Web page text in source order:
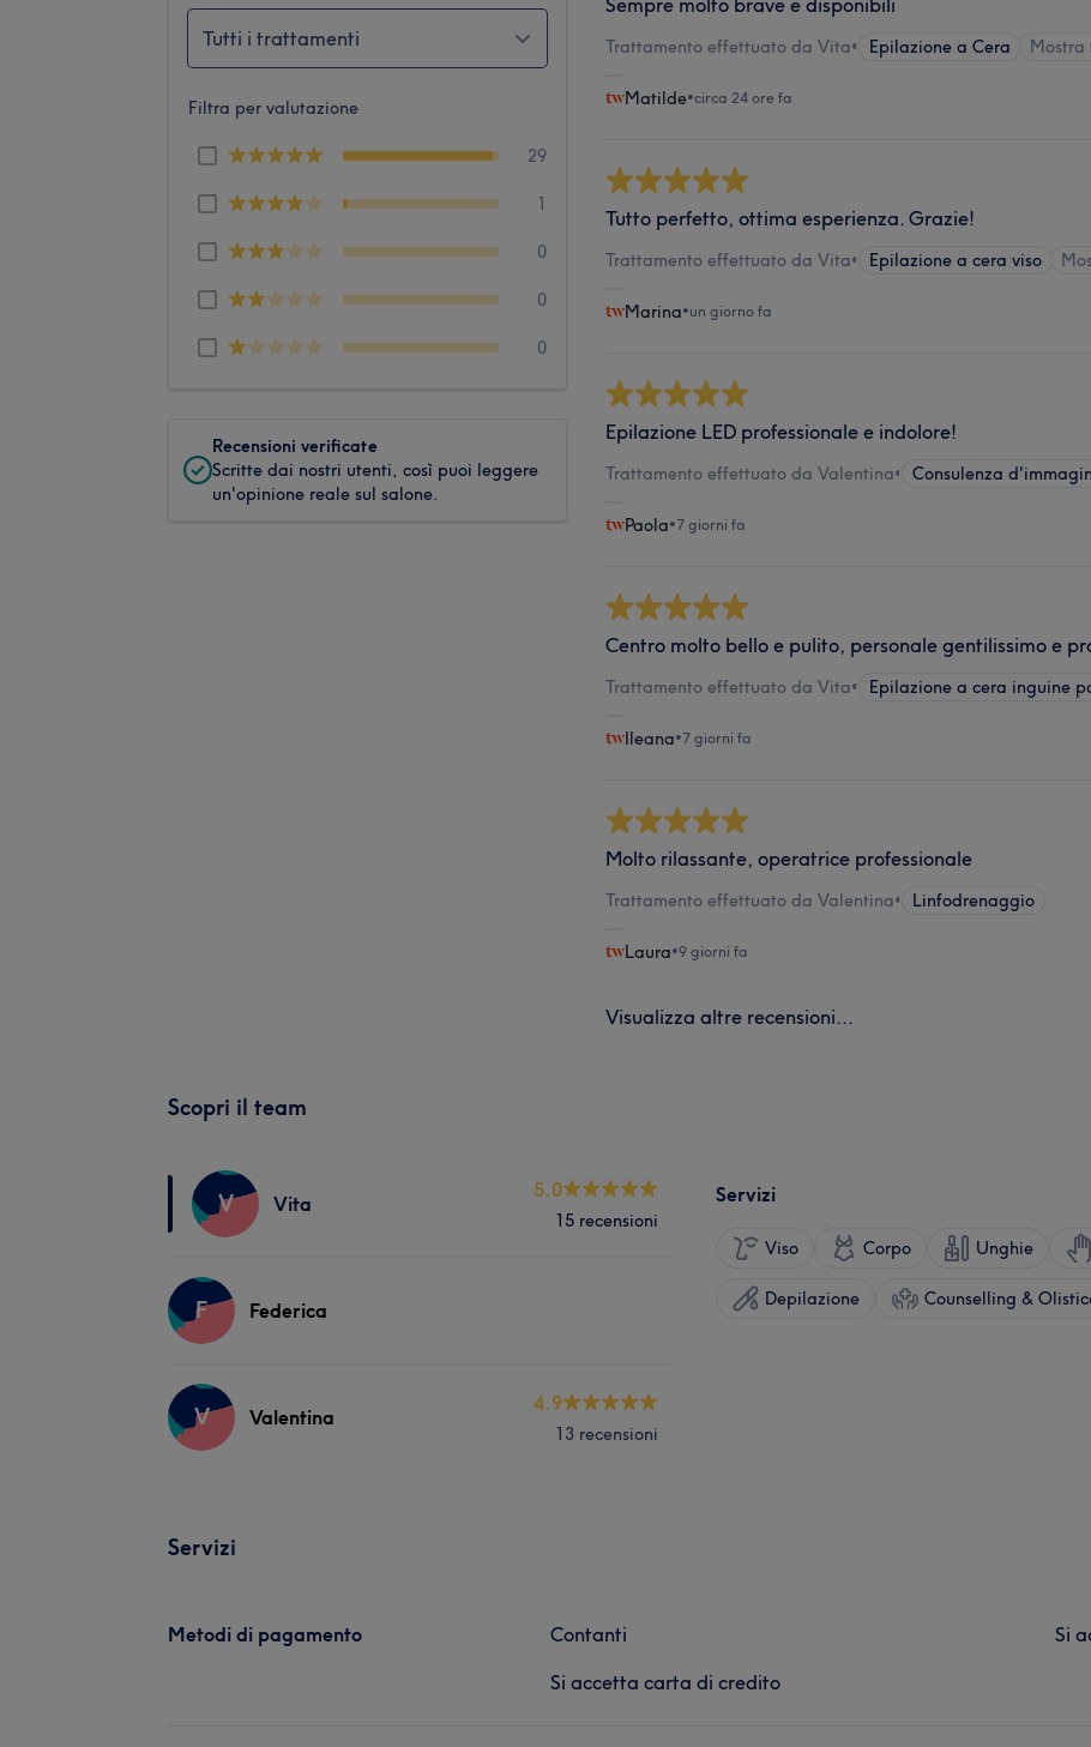
Tutti i trattamenti
Filtra per valutazione
29
1
0
0
0
Recensioni verificate
Scritte dai nostri utenti, così puoi leggere
un'opinione reale sul salone.
Trattamento effettuato da Vita• Epilazione a Cera Mostra
Matilde•circa 24 ore fa
Tutto perfetto, ottima esperienza. Grazie!
Trattamento effettuato da Vita• Epilazione a cera viso
Marina•un giorno fa
Epilazione LED professionale e indolore!
Trattamento effettuato da Valentina• Consulenza
Paola•7 giorni fa
Centro molto bello e pulito, personale gentilissimo e
Trattamento effettuato da Vita• Epilazione a cera inguine
Ileana•7 giorni fa
Molto rilassante, operatrice professionale
Trattamento effettuato da Valentina• Linfodrenaggio
Laura•9 giorni fa
Visualizza altre recensioni...
Scopri il team
V Vita
5.0
15 recensioni
F Federica
V Valentina
4.9
13 recensioni
Servizi
Viso Corpo Unghie
Depilazione Counselling &
Servizi
Metodi di pagamento
Contanti
Si accetta carta di credito
Si